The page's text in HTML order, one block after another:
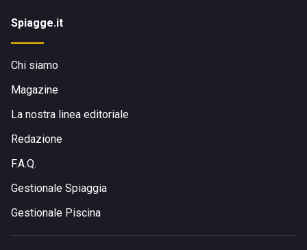
Spiagge.it
Chi siamo
Magazine
La nostra linea editoriale
Redazione
F.A.Q.
Gestionale Spiaggia
Gestionale Piscina